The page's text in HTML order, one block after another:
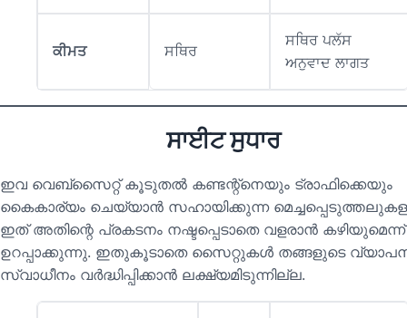
ਕੀਮਤ ਸਥਿਰ
ਸਥਿਰ ਪਲੱਸ
ਅਨੁਵਾਦ ਲਾਗਤ
ਸਾਈਟ ਸੁਧਾਰ
ഇവ വെബ്സൈറ്റ് കൂടുതൽ കണ്ടന്റ്‌നെയും ട്രാഫിക്കെയും
കൈകാര്യം ചെയ്യാൻ സഹായിക്കുന്ന
ഇത് അതിന്റെ പ്രകടനം നഷ്ടപ്പെടാതെ വളരാൻ കഴിയുമെന്ന്
ഉറപ്പാക്കുന്നു. ഇതുകൂടാതെ സൈറ്റുകൾ തങ്ങളുടെ
സ്വാധീനം വർദ്ധിപ്പിക്കാൻ ലക്ഷ്യമിടുന്നില്ല.